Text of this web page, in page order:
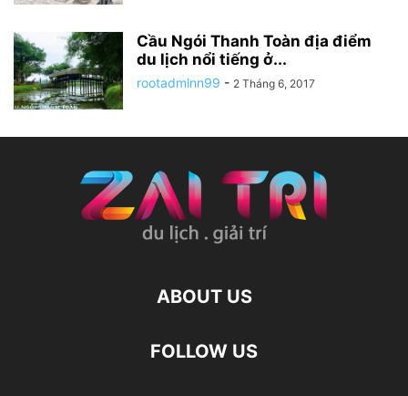
Cầu Ngói Thanh Toàn địa điểm
du lịch nổi tiếng ở...
rootadmlnn99 - 2 Tháng 6, 2017
ABOUT US
FOLLOW US